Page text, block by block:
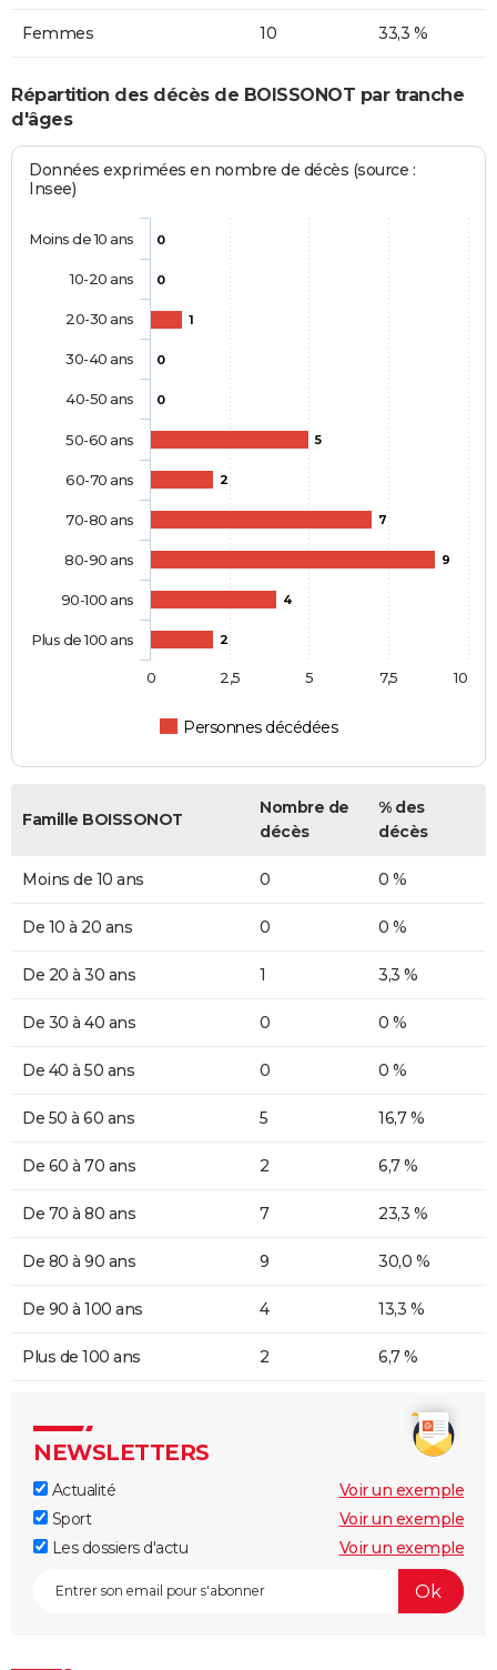
Femmes 10 33,3 %
Répartition des décès de BOISSONOT par tranche
d'âges
Données exprimées en nombre de décès (source :
Insee)
0
0
1
0
0
5
2
7
9
4
2
Personnes décédées
Moins de 10 ans
10-20 ans
20-30 ans
30-40 ans
40-50 ans
50-60 ans
60-70 ans
70-80 ans
80-90 ans
90-100 ans
Plus de 100 ans
0 10
2,5 5 7,5
Famille BOISSONOT
Nombre de
décès
% des
décès
Moins de 10 ans 0 0 %
De 10 à 20 ans 0 0 %
De 20 à 30 ans 1 3,3 %
De 30 à 40 ans 0 0 %
De 40 à 50 ans 0 0 %
De 50 à 60 ans 5 16,7 %
De 60 à 70 ans 2 6,7 %
De 70 à 80 ans 7 23,3 %
De 80 à 90 ans 9 30,0 %
De 90 à 100 ans 4 13,3 %
Plus de 100 ans 2 6,7 %
NEWSLETTERS
Actualité
Voir un exemple
Sport
Voir un exemple
Les dossiers d'actu
Voir un exemple